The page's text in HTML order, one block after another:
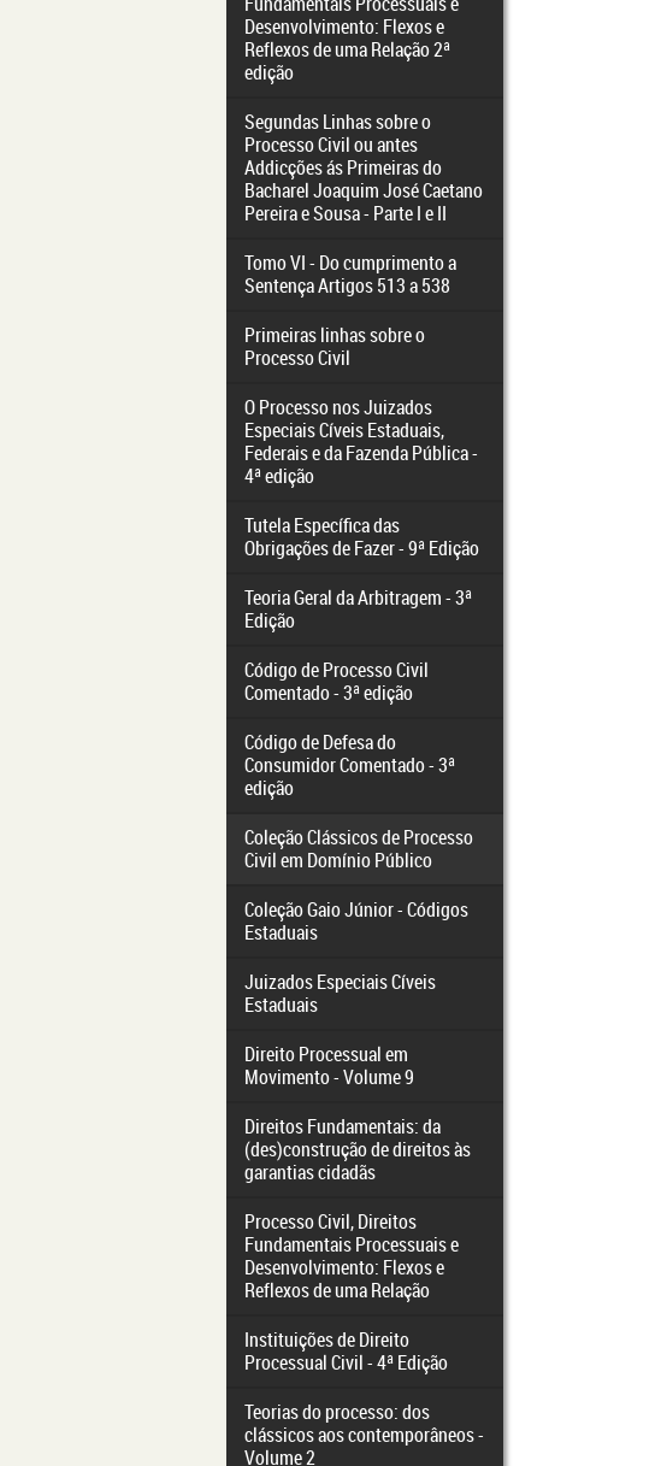
Desenvolvimento: Flexos e
Reflexos de uma Relação 2ª
edição
Segundas Linhas sobre o
Processo Civil ou antes
Addicções ás Primeiras do
Bacharel Joaquim José Caetano
Pereira e Sousa - Parte I e II
Tomo VI - Do cumprimento a
Sentença Artigos 513 a 538
Primeiras linhas sobre o
Processo Civil
O Processo nos Juizados
Especiais Cíveis Estaduais,
Federais e da Fazenda Pública -
4ª edição
Tutela Específica das
Obrigações de Fazer - 9ª Edição
Teoria Geral da Arbitragem - 3ª
Edição
Código de Processo Civil
Comentado - 3ª edição
Código de Defesa do
Consumidor Comentado - 3ª
edição
Coleção Clássicos de Processo
Civil em Domínio Público
Coleção Gaio Júnior - Códigos
Estaduais
Juizados Especiais Cíveis
Estaduais
Direito Processual em
Movimento - Volume 9
Direitos Fundamentais: da
(des)construção de direitos às
garantias cidadãs
Processo Civil, Direitos
Fundamentais Processuais e
Desenvolvimento: Flexos e
Reflexos de uma Relação
Instituições de Direito
Processual Civil - 4ª Edição
Teorias do processo: dos
clássicos aos contemporâneos -
Volume 2